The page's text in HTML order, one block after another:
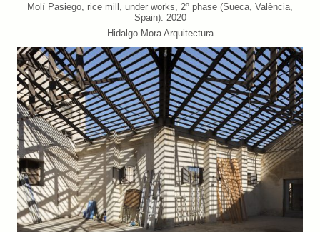
Molí Pasiego, rice mill, under works, 2º phase (Sueca, València,
Spain). 2020
Hidalgo Mora Arquitectura